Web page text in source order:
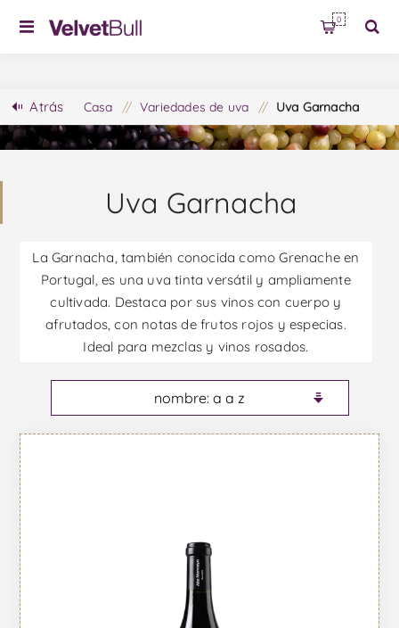
0
Atrás Casa / Variedades de uva / Uva Garnacha
Uva Garnacha
La Garnacha, también conocida como Grenache en
Portugal, es una uva tinta versátil y ampliamente
cultivada. Destaca por sus vinos con cuerpo y
afrutados, con notas de frutos rojos y especias.
Ideal para mezclas y vinos rosados.